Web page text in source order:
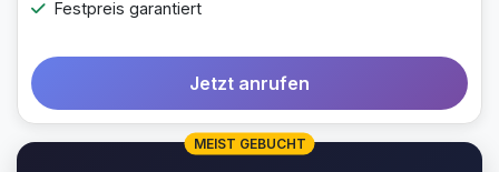
Festpreis garantiert
Jetzt anrufen
MEIST GEBUCHT